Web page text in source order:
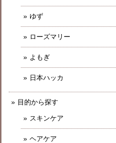
ゆず
ローズマリー
よもぎ
日本ハッカ
目的から探す
スキンケア
ヘアケア